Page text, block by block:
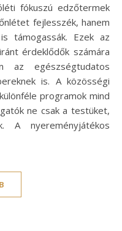
fókuszú edzőtermek
fejlesszék, hanem
támogassák. Ezek az
érdeklődők számára
az egészségtudatos
is. A közösségi
programok mind
ne csak a testüket,
A nyereményjátékos